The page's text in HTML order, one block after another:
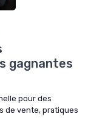
gagnantes
pour des
de vente, pratiques